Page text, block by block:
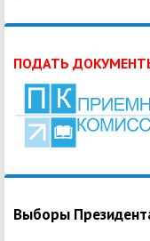
ПОДАТЬ
Выборы